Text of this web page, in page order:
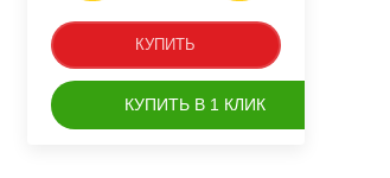
КУПИТЬ
КУПИТЬ В 1 КЛИК